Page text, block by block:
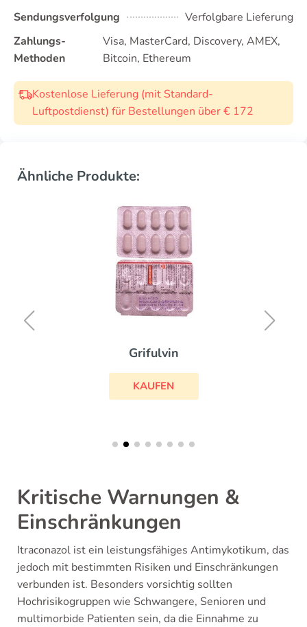
Sendungsverfolgung
Verfolgbare Lieferung
Zahlungs-
Methoden
Visa, MasterCard, Discovery, AMEX,
Bitcoin, Ethereum
Kostenlose Lieferung (mit Standard-
Luftpostdienst) für Bestellungen über € 172
Ähnliche Produkte:
Grifulvin
KAUFEN
Kritische Warnungen &
Einschränkungen
Itraconazol ist ein leistungsfähiges Antimykotikum, das
jedoch mit bestimmten Risiken und Einschränkungen
verbunden ist. Besonders vorsichtig sollten
Hochrisikogruppen wie Schwangere, Senioren und
multimorbide Patienten sein, da die Einnahme zu